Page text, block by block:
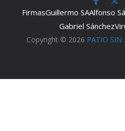
FirmasGuillermo SAAlfonso
Gabriel Sánchez
Copyright © 2026 PATIO SIN